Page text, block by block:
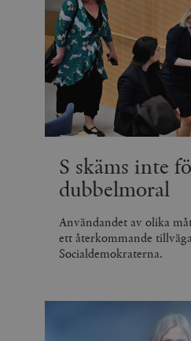
S skäms inte
dubbelmoral
Användandet av olika
ett återkommande
Socialdemokraterna.